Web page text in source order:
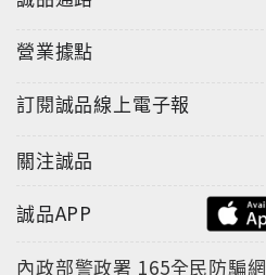
營業據點
訂閱誠品線上電子報
關注誠品
誠品APP
內政部警政署 165全民防騙網